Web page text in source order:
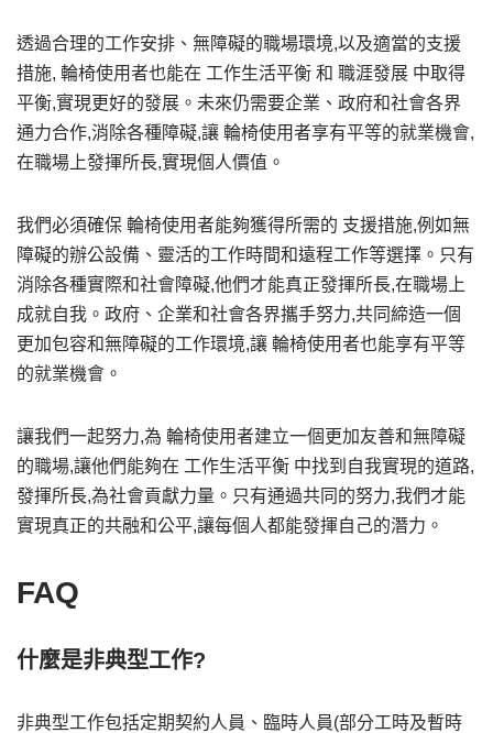
透過合理的工作安排、無障礙的職場環境,以及適當的支援
措施, 輪椅使用者也能在 工作生活平衡 和 職涯發展 中取得
平衡,實現更好的發展。未來仍需要企業、政府和社會各界
通力合作,消除各種障礙,讓 輪椅使用者享有平等的就業機會,
在職場上發揮所長,實現個人價值。
我們必須確保 輪椅使用者能夠獲得所需的 支援措施,例如無
障礙的辦公設備、靈活的工作時間和遠程工作等選擇。只有
消除各種實際和社會障礙,他們才能真正發揮所長,在職場上
成就自我。政府、企業和社會各界攜手努力,共同締造一個
更加包容和無障礙的工作環境,讓 輪椅使用者也能享有平等
的就業機會。
讓我們一起努力,為 輪椅使用者建立一個更加友善和無障礙
的職場,讓他們能夠在 工作生活平衡 中找到自我實現的道路,
發揮所長,為社會貢獻力量。只有通過共同的努力,我們才能
實現真正的共融和公平,讓每個人都能發揮自己的潛力。
FAQ
什麼是非典型工作?
非典型工作包括定期契約人員、臨時人員(部分工時及暫時